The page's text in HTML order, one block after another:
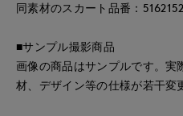
同素材のスカート品番：
■サンプル撮影商品
画像の商品はサンプルです。
材、デザイン等の仕様が若干変